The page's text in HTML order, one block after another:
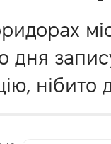
дня
нібито